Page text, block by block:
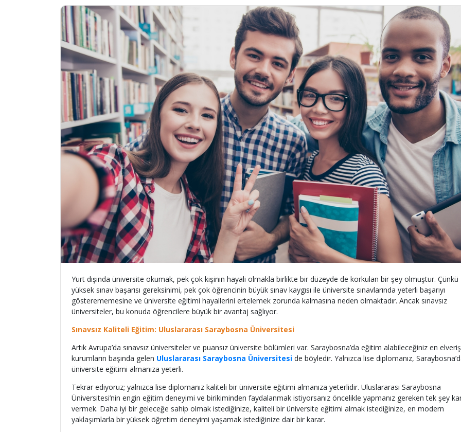
Yurt dışında üniversite okumak, pek çok kişinin hayali olmakla birlikte bir düzeyde de korkulan bir şey olmuştur. Çünkü
yüksek sınav başarısı gereksinimi, pek çok öğrencinin büyük sınav kaygısı ile üniversite sınavlarında yeterli başarıyı
gösterememesine ve üniversite eğitimi hayallerini ertelemek zorunda kalmasına neden olmaktadır. Ancak sınavsız
üniversiteler, bu konuda öğrencilere büyük bir avantaj sağlıyor.
Sınavsız Kaliteli Eğitim: Uluslararası Saraybosna Üniversitesi
Artık Avrupa’da sınavsız üniversiteler ve puansız üniversite bölümleri var. Saraybosna’da eğitim alabileceğiniz en
kurumların başında gelen Uluslararası Saraybosna Üniversitesi de böyledir. Yalnızca lise diplomanız,
üniversite eğitimi almanıza yeterli.
Tekrar ediyoruz; yalnızca lise diplomanız kaliteli bir üniversite eğitimi almanıza yeterlidir. Uluslararası Saraybosna
Üniversitesi’nin engin eğitim deneyimi ve birikiminden faydalanmak istiyorsanız öncelikle yapmanız gereken tek şey
vermek. Daha iyi bir geleceğe sahip olmak istediğinize, kaliteli bir üniversite eğitimi almak istediğinize, en modern
yaklaşımlarla bir yüksek öğretim deneyimi yaşamak istediğinize dair bir karar.